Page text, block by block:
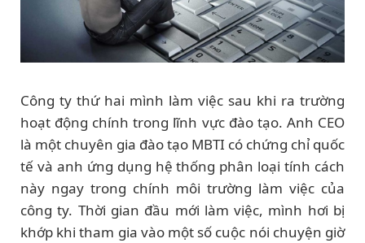
Công ty thứ hai mình làm việc sau khi ra trường
hoạt động chính trong lĩnh vực đào tạo. Anh CEO
là một chuyên gia đào tạo MBTI có chứng chỉ quốc
tế và anh ứng dụng hệ thống phân loại tính cách
này ngay trong chính môi trường làm việc của
công ty. Thời gian đầu mới làm việc, mình hơi bị
khớp khi tham gia vào một số cuộc nói chuyện giờ